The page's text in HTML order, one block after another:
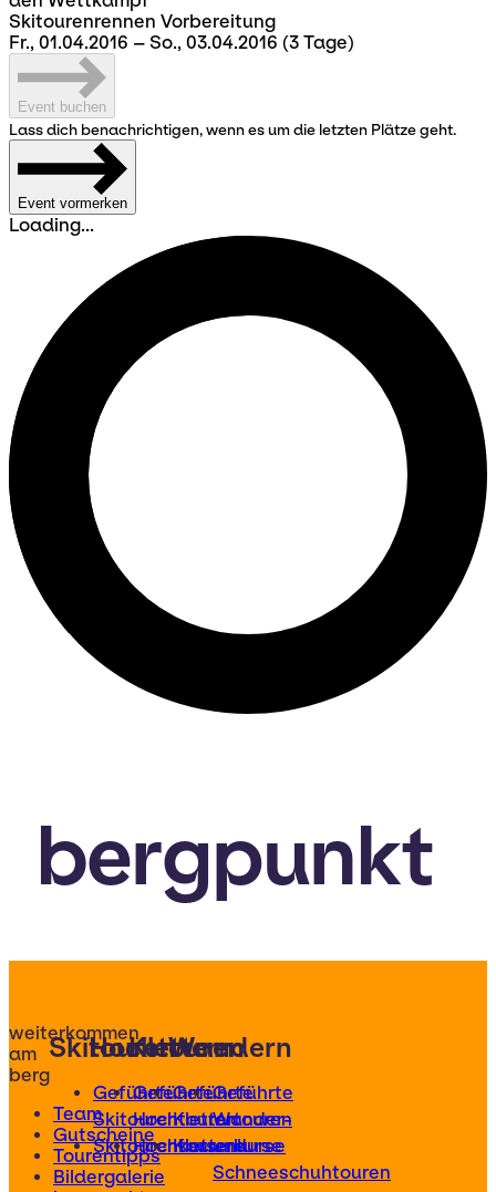
Skitourenrennen Vorbereitung
Fr., 01.04.2016 – So., 03.04.2016 (3 Tage)
Event buchen
Lass dich benachrichtigen, wenn es um die letzten Plätze geht.
Event vormerken
Loading...
bergpunkt
weiterkommen
am
berg
Team
Gutscheine
Tourentipps
Bildergalerie
Skitouren
Geführte
Skitouren
Skitourenkurse
Hochtouren
Geführte
Hochtouren
Hochtourenkurse
Klettern
Geführte
Klettertouren
Kletterkurse
Wandern
Geführte
Wander-
und
Schneeschuhtouren